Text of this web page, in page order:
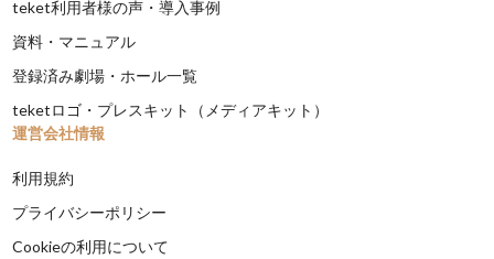
teket利用者様の声・導入事例
資料・マニュアル
登録済み劇場・ホール一覧
teketロゴ・プレスキット（メディアキット）
運営会社情報
利用規約
プライバシーポリシー
Cookieの利用について